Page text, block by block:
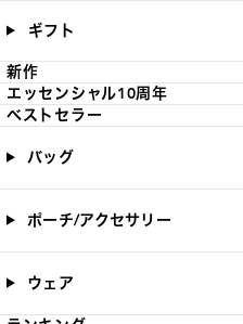
ギフト
新作
エッセンシャル10周年
ベストセラー
バッグ
ポーチ/アクセサリー
ウェア